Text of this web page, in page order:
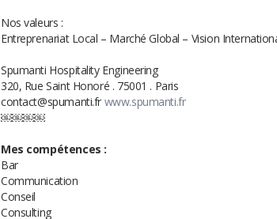
Nos valeurs :
Entreprenariat Local – Marché Global – Vision
Spumanti Hospitality Engineering
320, Rue Saint Honoré . 75001 . Paris
contact@spumanti.fr www.spumanti.fr
￼￼￼￼
Mes compétences :
Bar
Communication
Conseil
Consulting